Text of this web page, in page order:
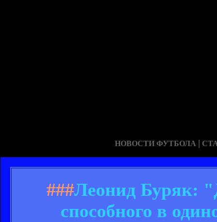
НОВОСТИ ФУТБОЛА |
###Леонид Буряк:
способного в